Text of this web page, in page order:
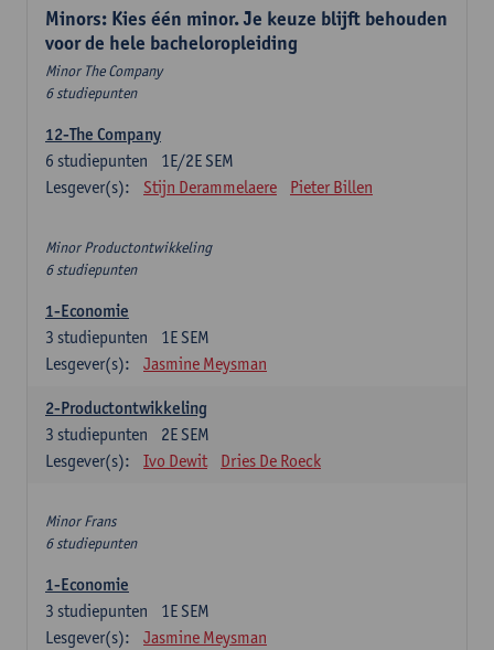
Minors: Kies één minor. Je keuze blijft behouden
voor de hele bacheloropleiding
Minor The Company
6 studiepunten
12-The Company
1E/2E SEM
6 studiepunten
Lesgever(s):
Stijn Derammelaere Pieter Billen
Minor Productontwikkeling
6 studiepunten
1-Economie
1E SEM
3 studiepunten
Lesgever(s):
Jasmine Meysman
2-Productontwikkeling
2E SEM
3 studiepunten
Lesgever(s):
Ivo Dewit Dries De Roeck
Minor Frans
6 studiepunten
1-Economie
1E SEM
3 studiepunten
Lesgever(s):
Jasmine Meysman